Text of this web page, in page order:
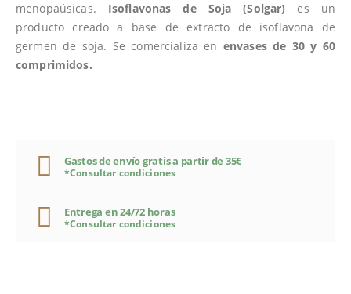
menopaúsicas. Isoflavonas de Soja (Solgar) es un
producto creado a base de extracto de isoflavona de
germen de soja. Se comercializa en envases de 30 y 60
comprimidos.
Gastos de envío gratis a partir de 35€
*Consultar condiciones
Entrega en 24/72 horas
*Consultar condiciones